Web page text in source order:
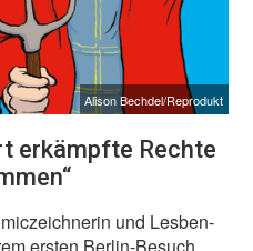
Alison Bechdel/Reprodukt
erkämpfte Rechte
und Lesben-